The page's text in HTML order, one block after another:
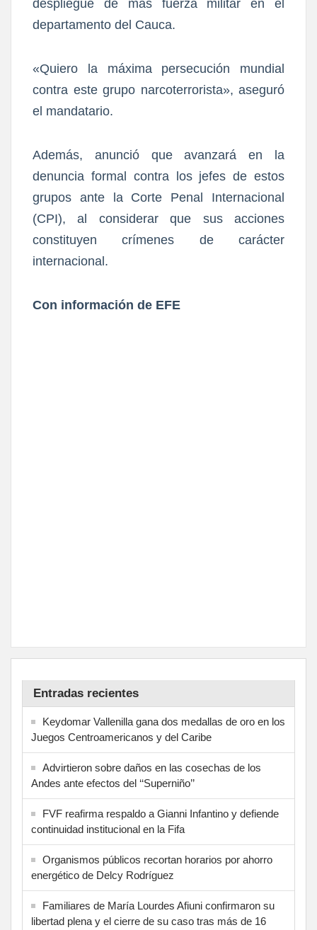
despliegue de más fuerza militar en el
departamento del Cauca.
«Quiero la máxima persecución mundial
contra este grupo narcoterrorista», aseguró
el mandatario.
Además, anunció que avanzará en la
denuncia formal contra los jefes de estos
grupos ante la Corte Penal Internacional
(CPI), al considerar que sus acciones
constituyen crímenes de carácter
internacional.
Con información de EFE
Entradas recientes
Keydomar Vallenilla gana dos medallas de oro en los
Juegos Centroamericanos y del Caribe
Advirtieron sobre daños en las cosechas de los
Andes ante efectos del ‘‘Superniño’’
FVF reafirma respaldo a Gianni Infantino y defiende
continuidad institucional en la Fifa
Organismos públicos recortan horarios por ahorro
energético de Delcy Rodríguez
Familiares de María Lourdes Afiuni confirmaron su
libertad plena y el cierre de su caso tras más de 16